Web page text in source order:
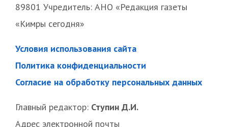
89801 Учредитель: АНО «Редакция газеты
«Кимры сегодня»
Условия использования сайта
Политика конфиденциальности
Согласие на обработку персональных данных
Главный редактор: Ступин Д.И.
Адрес электронной почты